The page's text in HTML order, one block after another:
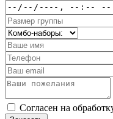
Согласен на